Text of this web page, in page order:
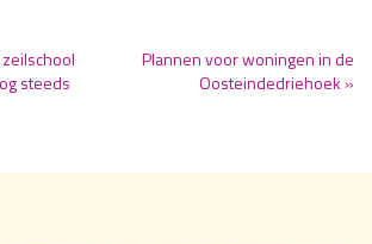
steeds
Plannen voor woningen in de
Oosteindedriehoek »